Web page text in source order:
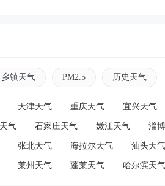
乡镇天气 PM2.5 历史天气
天津天气 重庆天气 宜兴天气
气 石家庄天气 嫩江天气 淄
张北天气 海拉尔天气 汕头天气
莱州天气 蓬莱天气 哈尔滨天气